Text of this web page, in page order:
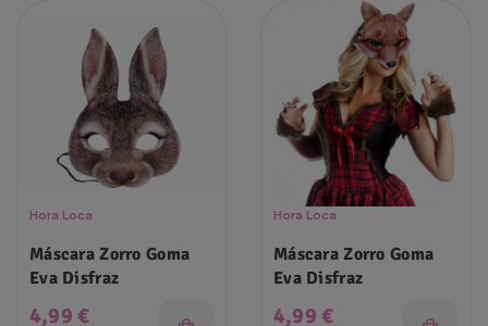
Hora Loca
Máscara Zorro Goma
Eva Disfraz
Precio
4,99 €
Hora Loca
Máscara Zorro Goma
Eva Disfraz
Precio
4,99 €